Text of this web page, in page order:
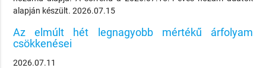
alapján készült. 2026.07.15
Az elmúlt hét legnagyobb mértékű árfolyam
csökkenései
2026.07.11